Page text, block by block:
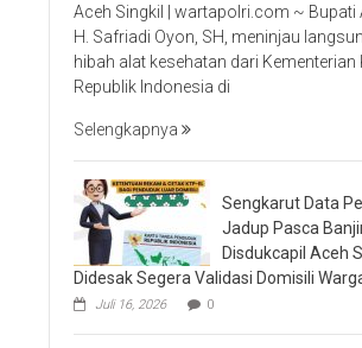
Aceh Singkil | wartapolri.com ~ Bupati
H. Safriadi Oyon, SH, meninjau
hibah alat kesehatan dari Kementerian
Republik Indonesia di
Selengkapnya
Sengkarut Data
Jadup Pasca
Disdukcapil Aceh
Didesak Segera Validasi Domisili
Juli 16, 2026 0